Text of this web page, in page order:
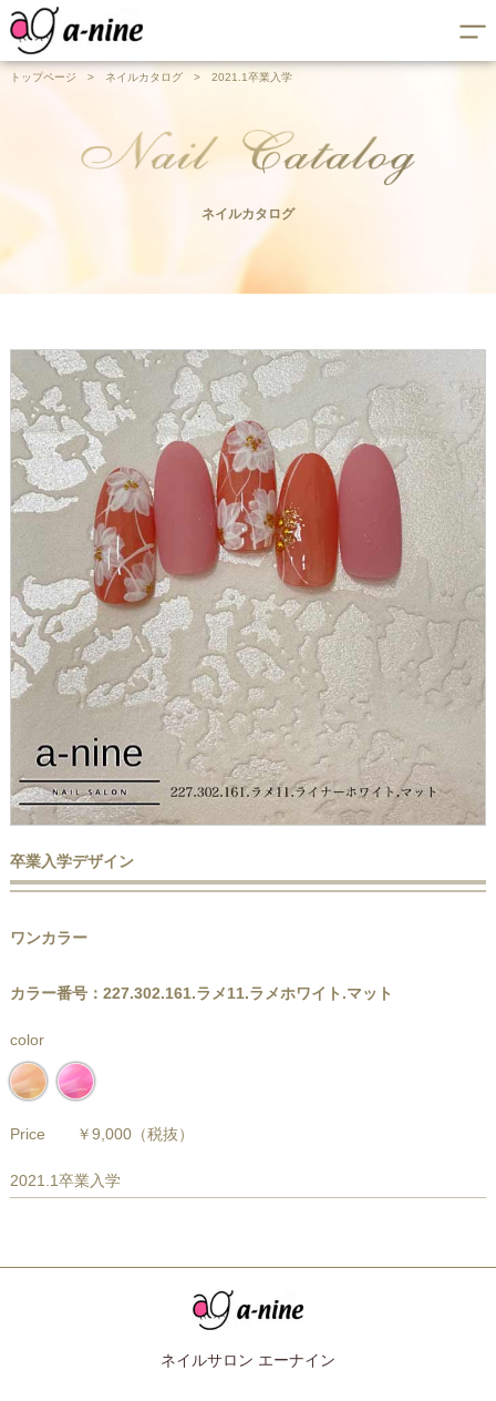
トップページ > ネイルカタログ > 2021.1卒業入学
ネイルカタログ
卒業入学デザイン
ワンカラー
カラー番号：227.302.161.ラメ11.ラメホワイト.マット
color
Price ￥9,000（税抜）
2021.1卒業入学
ネイルサロン エーナイン